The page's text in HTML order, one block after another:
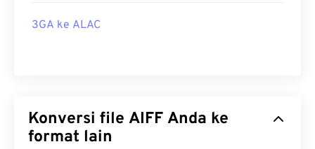
3GA ke ALAC
Konversi file AIFF Anda ke
format lain